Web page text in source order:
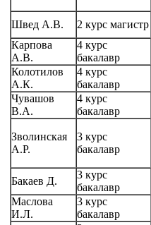
Швед А.В. 2 курс магистр
Карпова
А.В.
4 курс
бакалавр
Колотилов
А.К.
4 курс
бакалавр
Чувашов
В.А.
4 курс
бакалавр
Зволинская
А.Р.
3 курс
бакалавр
Бакаев Д.
3 курс
бакалавр
Маслова
И.Л.
3 курс
бакалавр